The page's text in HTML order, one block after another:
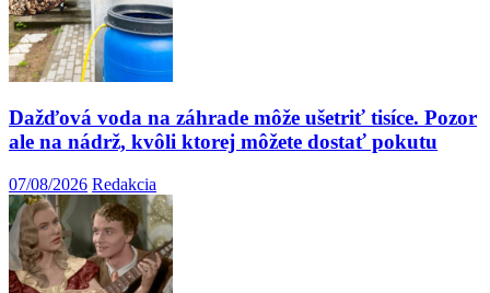
Dažďová voda na záhrade môže ušetriť tisíce. Pozor
ale na nádrž, kvôli ktorej môžete dostať pokutu
07/08/2026 Redakcia